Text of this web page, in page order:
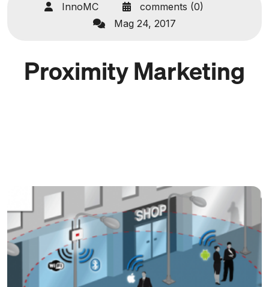
InnoMC
comments (0)
Mag 24, 2017
Proximity Marketing